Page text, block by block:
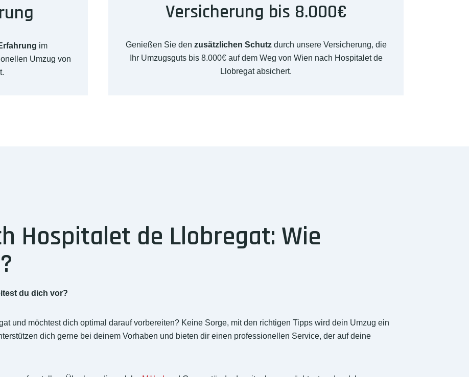
im
Umzug von
Versicherung bis 8.000€
Genießen Sie den zusätzlichen Schutzdurch unsere Versicherung, die
Ihr Umzugsguts bis 8.000€ auf dem Weg von Wien nach Hospitalet de
Llobregat absichert.
Hospitalet de Llobregat: Wie
du dich vor?
und möchtest dich optimal darauf vorbereiten? Keine Sorge, mit den richtigen Tipps wird dein Umzug ein
dich gerne bei deinem Vorhaben und bieten dir einen professionellen Service, der auf deine